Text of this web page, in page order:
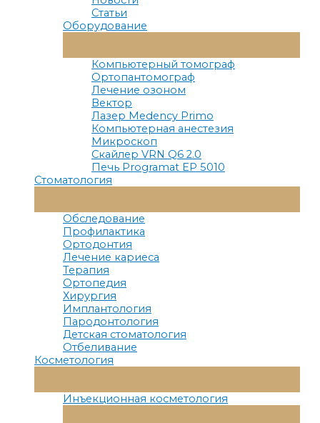
Статьи
Оборудование
Меню
Компьютерный томограф
Ортопантомограф
Лечение озоном
Вектор
Лазер Medency Primo
Компьютерная анестезия
Микроскоп
Скайлер VRN Q6 2.0
Печь Programat EP 5010
Стоматология
Меню
Обследование
Профилактика
Ортодонтия
Лечение кариеса
Терапия
Ортопедия
Хирургия
Имплантология
Пародонтология
Детская стоматология
Отбеливание
Косметология
Меню
Инъекционная косметология